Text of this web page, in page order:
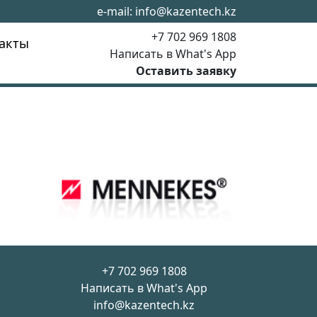
e-mail: info@kazentech.kz
+7 702 969 1808
Написать в What's App
Оставить заявку
+7 702 969 1808
Написать в What's App
info@kazentech.kz